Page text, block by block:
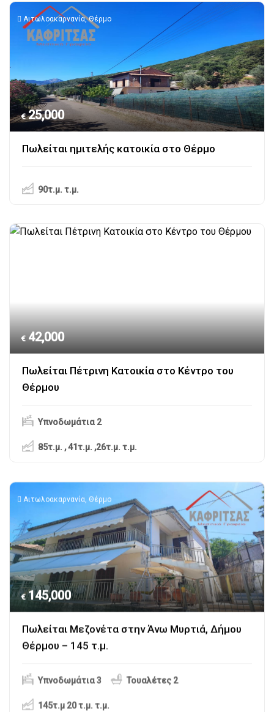
Αιτωλοακαρνανία,Θέρμο
€ 25,000
Πωλείται ημιτελής κατοικία στο Θέρμο
90τ.μ. τ.μ.
€ 42,000
Πωλείται Πέτρινη Κατοικία στο Κέντρο του
Θέρμου
Υπνοδωμάτια 2
85τ.μ. , 41τ.μ. ,26τ.μ. τ.μ.
Αιτωλοακαρνανία Θέρμο
€ 145,000
Πωλείται Μεζονέτα στην Άνω Μυρτιά, Δήμου
Θέρμου – 145 τ.μ.
Υπνοδωμάτια 3 Τουαλέτες 2
145τ.μ 20 τ.μ. τ.μ.